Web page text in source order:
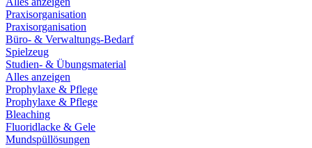
Praxisorganisation
Praxisorganisation
Büro- & Verwaltungs-Bedarf
Spielzeug
Studien- & Übungsmaterial
Alles anzeigen
Prophylaxe & Pflege
Prophylaxe & Pflege
Bleaching
Fluoridlacke & Gele
Mundspüllösungen